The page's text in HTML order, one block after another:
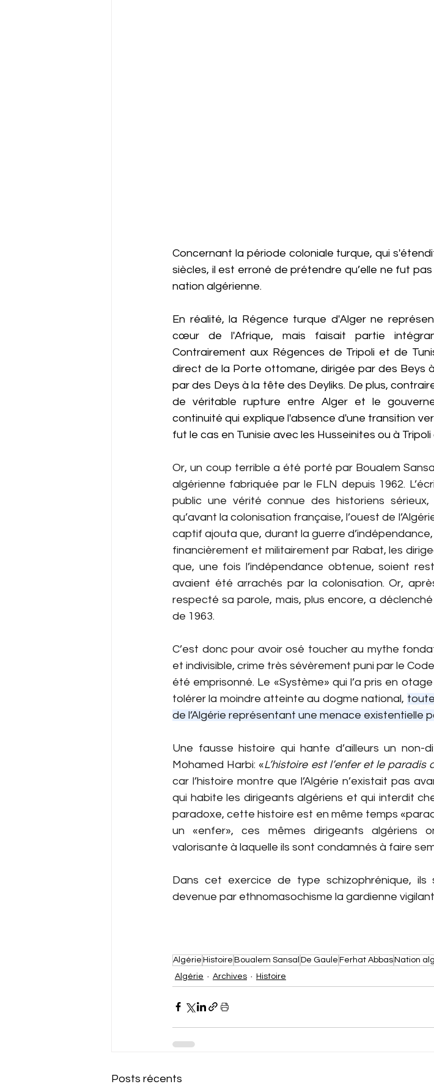
Concernant la période coloniale turque, qui
siècles, il est erroné de prétendre qu’elle ne fut
nation algérienne.
En réalité, la Régence turque d'Alger ne
cœur de l'Afrique, mais faisait partie
Contrairement aux Régences de Tripoli et de
direct de la Porte ottomane, dirigée par des Beys
par des Deys à la tête des Deyliks. De plus,
de véritable rupture entre Alger et le
continuité qui explique l'absence d'une transition
fut le cas en Tunisie avec les Husseinites ou à
Or, un coup terrible a été porté par Boualem
algérienne fabriquée par le FLN depuis 1962.
public une vérité connue des historiens
qu’avant la colonisation française, l’ouest de
captif ajouta que, durant la guerre
financièrement et militairement par Rabat, les
que, une fois l’indépendance obtenue, soient
avaient été arrachés par la colonisation. Or,
respecté sa parole, mais, plus encore, a
de 1963.
C’est donc pour avoir osé toucher au mythe
et indivisible, crime très sévèrement puni par le
été emprisonné. Le «Système» qui l’a pris en
tolérer la moindre atteinte au dogme national,
de l’Algérie représentant une menace existentielle
Une fausse histoire qui hante d’ailleurs un non-
Mohamed Harbi: «L’histoire est l’enfer et le paradis
car l’histoire montre que l’Algérie n’existait pas
qui habite les dirigeants algériens et qui interdit
paradoxe, cette histoire est en même temps
un «enfer», ces mêmes dirigeants algériens
valorisante à laquelle ils sont condamnés à faire
Dans cet exercice de type schizophrénique,
devenue par ethnomasochisme la gardienne
Algérie Histoire Boualem Sansal De Gaule Ferhat Abbas Nation
Algérie
Archives Histoire
Posts récents